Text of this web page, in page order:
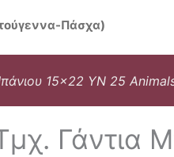
Πάσχα)
15×22 YN 25
Γάντια